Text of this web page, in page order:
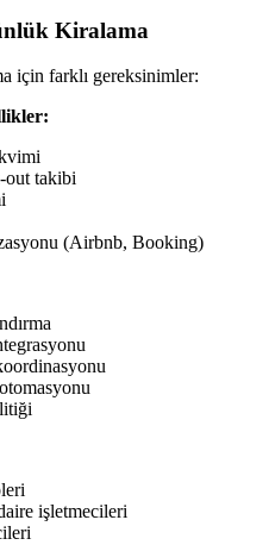
Kiralama
için farklı gereksinimler:
out takibi
(Airbnb, Booking)
işletmecileri